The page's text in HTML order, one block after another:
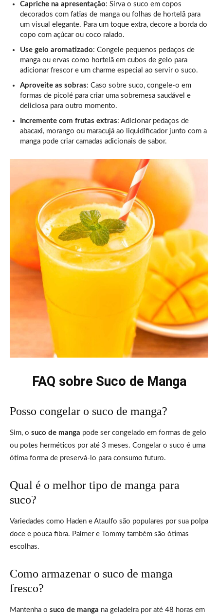
Capriche na apresentação: Sirva o suco em copos
decorados com fatias de manga ou folhas de hortelã para
um visual elegante. Para um toque extra, decore a borda do
copo com açúcar ou coco ralado.
Use gelo aromatizado: Congele pequenos pedaços de
manga ou ervas como hortelã em cubos de gelo para
adicionar frescor e um charme especial ao servir o suco.
Aproveite as sobras: Caso sobre suco, congele-o em
formas de picolé para criar uma sobremesa saudável e
deliciosa para outro momento.
Incremente com frutas extras: Adicionar pedaços de
abacaxi, morango ou maracujá ao liquidificador junto com a
manga pode criar camadas adicionais de sabor.
FAQ sobre Suco de Manga
Posso congelar o suco de manga?
Sim, o suco de manga pode ser congelado em formas de gelo
ou potes herméticos por até 3 meses. Congelar o suco é uma
ótima forma de preservá-lo para consumo futuro.
Qual é o melhor tipo de manga para
suco?
Variedades como Haden e Ataulfo são populares por sua polpa
doce e pouca fibra. Palmer e Tommy também são ótimas
escolhas.
Como armazenar o suco de manga
fresco?
Mantenha o suco de manga na geladeira por até 48 horas em